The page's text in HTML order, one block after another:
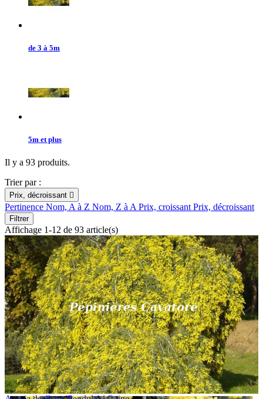
de 3 à 5m
5m et plus
Il y a 93 produits.
Trier par :
Prix, décroissant 
Pertinence Nom, A à Z Nom, Z à A Prix, croissant Prix, décroissant
Filtrer
Affichage 1-12 de 93 article(s)